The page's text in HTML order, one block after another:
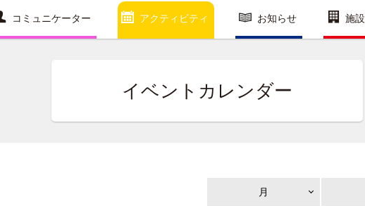
コミュニケーター アクティビティ お知らせ 施
イベントカレンダー
月